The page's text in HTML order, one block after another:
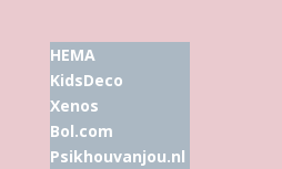
HEMA
KidsDeco
Xenos
Bol.com
Psikhouvanjou.nl